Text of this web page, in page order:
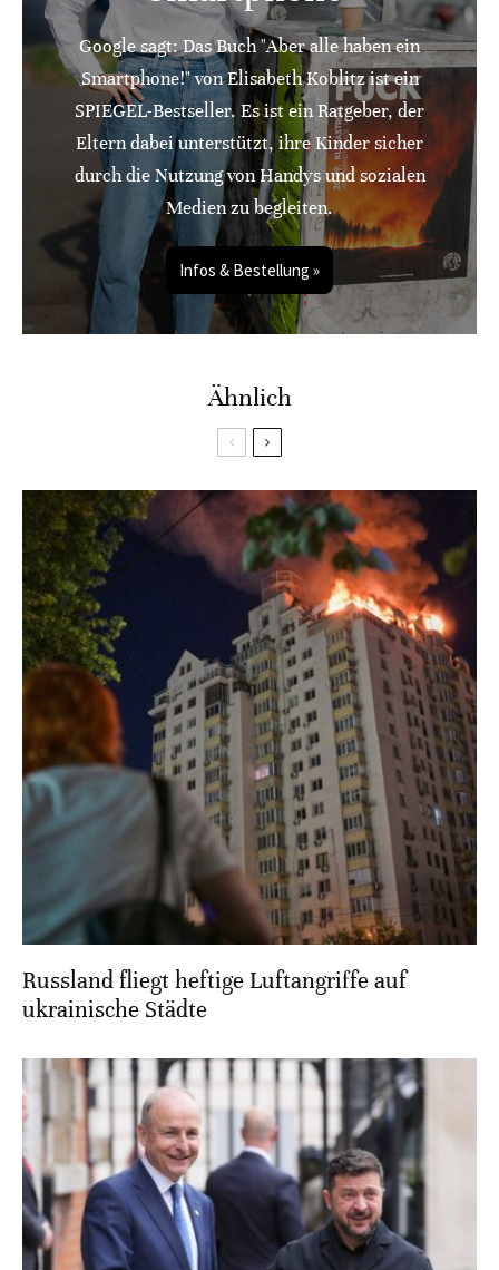
Google sagt: Das Buch "Aber alle haben ein
Smartphone!" von Elisabeth Koblitz ist ein
SPIEGEL-Bestseller. Es ist ein Ratgeber, der
Eltern dabei unterstützt, ihre Kinder sicher
durch die Nutzung von Handys und sozialen
Medien zu begleiten.
Infos & Bestellung »
Ähnlich
Russland fliegt heftige Luftangriffe auf
ukrainische Städte